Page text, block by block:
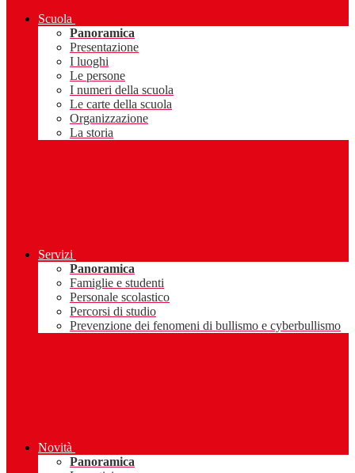
Scuola
Panoramica
Presentazione
I luoghi
Le persone
I numeri della scuola
Le carte della scuola
Organizzazione
La storia
Servizi
Panoramica
Famiglie e studenti
Personale scolastico
Percorsi di studio
Prevenzione dei fenomeni di bullismo e cyberbullismo
Novità
Panoramica